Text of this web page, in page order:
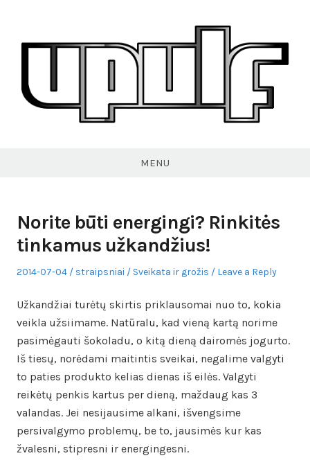
content
MENU
Norite būti energingi? Rinkitės
tinkamus užkandžius!
Posted
2014-07-04 Author
straipsniai
Posted
Sveikata ir grožis Leave a Reply
Užkandžiai turėtų skirtis priklausomai nuo to, kokia
veikla užsiimame. Natūralu, kad vieną kartą norime
pasimėgauti šokoladu, o kitą dieną dairomės jogurto.
Iš tiesų, norėdami maitintis sveikai, negalime valgyti
to paties produkto kelias dienas iš eilės. Valgyti
reikėtų penkis kartus per dieną, maždaug kas 3
valandas. Jei nesijausime alkani, išvengsime
persivalgymo problemų, be to, jausimės kur kas
žvalesni, stipresni ir energingesni.